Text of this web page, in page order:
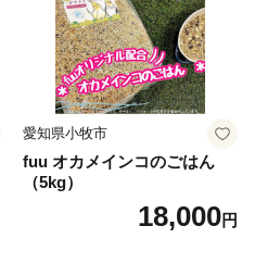
愛知県小牧市
fuu オカメインコのごはん
（5kg）
18,000円